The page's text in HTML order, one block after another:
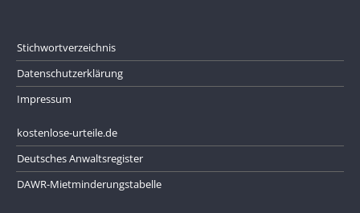
Stichwortverzeichnis
Datenschutzerklärung
Impressum
kostenlose-urteile.de
Deutsches Anwaltsregister
DAWR-Mietminderungstabelle